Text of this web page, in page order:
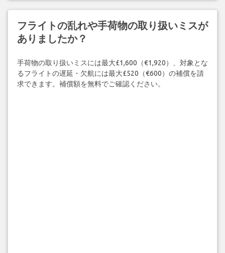
フライトの乱れや手荷物の取り扱いミスが
ありましたか？
手荷物の取り扱いミスには最大£1,600（€1,920）、対象とな
るフライトの遅延・欠航には最大£520（€600）の補償を請
求できます。補償額を無料でご確認ください。